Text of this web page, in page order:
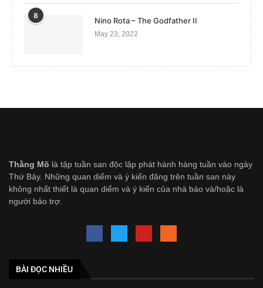
8
Nino Rota – The Godfather II
May 23, 2022
Thằng Mõ là tập tuần san độc lập phát hành hàng tuần vào ngày
Thứ Bảy. Những quan diểm và ý kiến đăng trên tuần san này
không nhất thiết là quan diểm và ý kiến của nhà báo và/hoặc là
người bảo trợ.
BÀI ĐỌC NHIỀU